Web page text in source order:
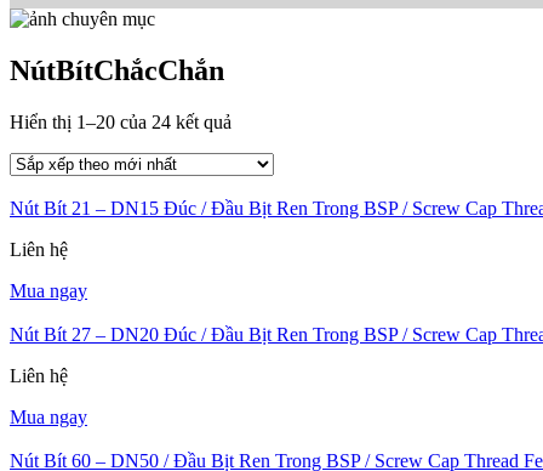
NútBítChắcChắn
Hiển thị 1–20 của 24 kết quả
xếp
mới
Nút Bít 21 – DN15 Đúc / Đầu Bịt Ren Trong BSP / Screw Cap
Liên hệ
Mua ngay
Nút Bít 27 – DN20 Đúc / Đầu Bịt Ren Trong BSP / Screw Cap
Liên hệ
Mua ngay
Nút Bít 60 – DN50 / Đầu Bịt Ren Trong BSP / Screw Cap Thread